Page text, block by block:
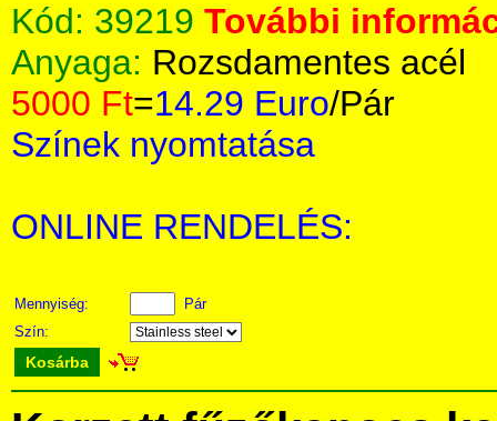
Kód: 39219 További
Anyaga: Rozsdamentes acél
5000 Ft=14.29 Euro/Pár
Színek nyomtatása
ONLINE RENDELÉS:
Mennyiség:
Pár
Szín:
Kosárba